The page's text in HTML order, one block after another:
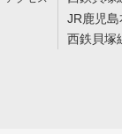
JR鹿児
西鉄貝塚